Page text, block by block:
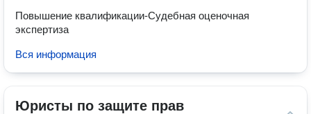
Повышение квалификации-Судебная оценочная
экспертиза
Вся информация
Юристы по защите прав